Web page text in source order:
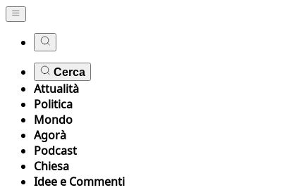
Cerca
Attualità
Politica
Mondo
Agorà
Podcast
Chiesa
Idee e Commenti